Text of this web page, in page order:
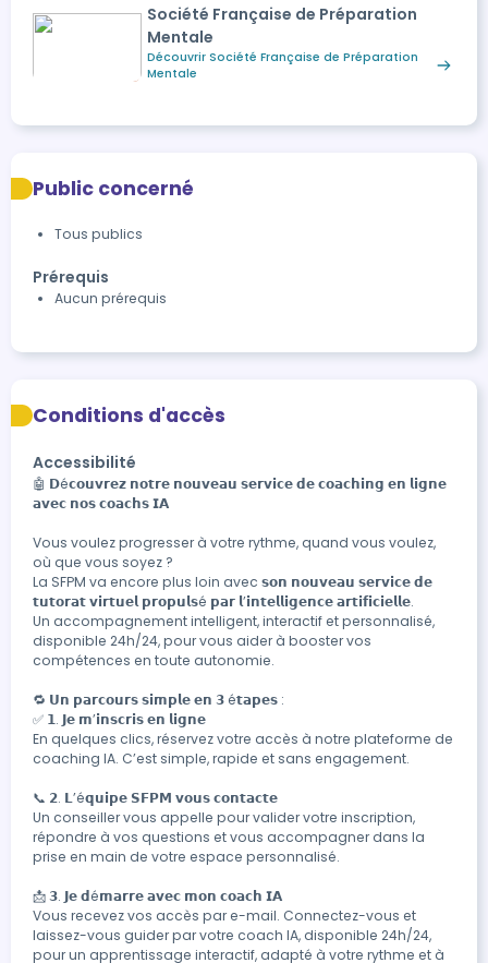
Société Française de Préparation
Mentale
Découvrir Société Française de Préparation
Mentale
Public concerné
Tous publics
Prérequis
Aucun prérequis
Conditions d'accès
Accessibilité
🤖 𝗗é𝗰𝗼𝘂𝘃𝗿𝗲𝘇 𝗻𝗼𝘁𝗿𝗲 𝗻𝗼𝘂𝘃𝗲𝗮𝘂 𝘀𝗲𝗿𝘃𝗶𝗰𝗲 𝗱𝗲 𝗰𝗼𝗮𝗰𝗵𝗶𝗻𝗴 𝗲𝗻 𝗹𝗶𝗴𝗻𝗲
𝗮𝘃𝗲𝗰 𝗻𝗼𝘀 𝗰𝗼𝗮𝗰𝗵𝘀 𝗜𝗔
Vous voulez progresser à votre rythme, quand vous voulez,
où que vous soyez ?
La SFPM va encore plus loin avec 𝘀𝗼𝗻 𝗻𝗼𝘂𝘃𝗲𝗮𝘂 𝘀𝗲𝗿𝘃𝗶𝗰𝗲 𝗱𝗲
𝘁𝘂𝘁𝗼𝗿𝗮𝘁 𝘃𝗶𝗿𝘁𝘂𝗲𝗹 𝗽𝗿𝗼𝗽𝘂𝗹𝘀é 𝗽𝗮𝗿 𝗹’𝗶𝗻𝘁𝗲𝗹𝗹𝗶𝗴𝗲𝗻𝗰𝗲 𝗮𝗿𝘁𝗶𝗳𝗶𝗰𝗶𝗲𝗹𝗹𝗲.
Un accompagnement intelligent, interactif et personnalisé,
disponible 24h/24, pour vous aider à booster vos
compétences en toute autonomie.
🔁 𝗨𝗻 𝗽𝗮𝗿𝗰𝗼𝘂𝗿𝘀 𝘀𝗶𝗺𝗽𝗹𝗲 𝗲𝗻 𝟯 é𝘁𝗮𝗽𝗲𝘀 :
✅ 𝟭. 𝗝𝗲 𝗺’𝗶𝗻𝘀𝗰𝗿𝗶𝘀 𝗲𝗻 𝗹𝗶𝗴𝗻𝗲
En quelques clics, réservez votre accès à notre plateforme de
coaching IA. C’est simple, rapide et sans engagement.
📞 𝟮. 𝗟’é𝗾𝘂𝗶𝗽𝗲 𝗦𝗙𝗣𝗠 𝘃𝗼𝘂𝘀 𝗰𝗼𝗻𝘁𝗮𝗰𝘁𝗲
Un conseiller vous appelle pour valider votre inscription,
répondre à vos questions et vous accompagner dans la
prise en main de votre espace personnalisé.
📩 𝟯. 𝗝𝗲 𝗱é𝗺𝗮𝗿𝗿𝗲 𝗮𝘃𝗲𝗰 𝗺𝗼𝗻 𝗰𝗼𝗮𝗰𝗵 𝗜𝗔
Vous recevez vos accès par e-mail. Connectez-vous et
laissez-vous guider par votre coach IA, disponible 24h/24,
pour un apprentissage interactif, adapté à votre rythme et à